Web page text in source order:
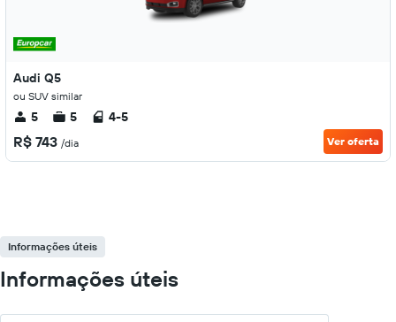
Audi Q5
ou SUV similar
5 5 4-5
R$ 743 /dia Ver oferta
Informações úteis
Informações úteis